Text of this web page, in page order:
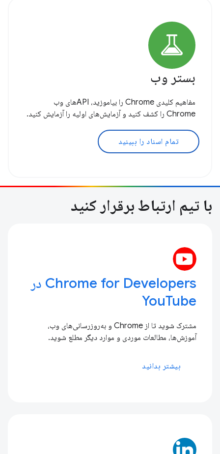
بستر وب
مفاهیم کلیدی Chrome را بیاموزید، APIهای وب
Chrome را کشف کنید و آزمایش‌های اولیه را آزمایش کنید.
تمام اسناد را ببینید
با تیم ارتباط برقرار کنید
Chrome for Developers در
YouTube
مشترک شوید تا از Chrome و به‌روزرسانی‌های وب،
آموزش‌ها، مطالعات موردی و موارد دیگر مطلع شوید.
بیشتر بدانید